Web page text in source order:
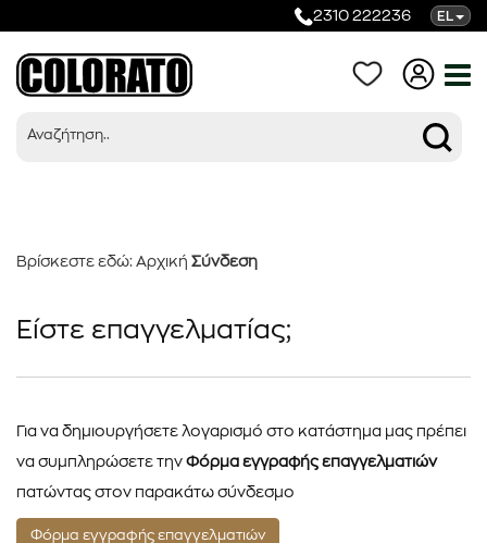
2310 222236 EL
Προϊόντα
Βρίσκεστε εδώ: Αρχική Σύνδεση
Είστε επαγγελματίας;
Για να δημιουργήσετε λογαρισμό στο κατάστημα μας πρέπει
να συμπληρώσετε την Φόρμα εγγραφής επαγγελματιών
πατώντας στον παρακάτω σύνδεσμο
Φόρμα εγγραφής επαγγελματιών